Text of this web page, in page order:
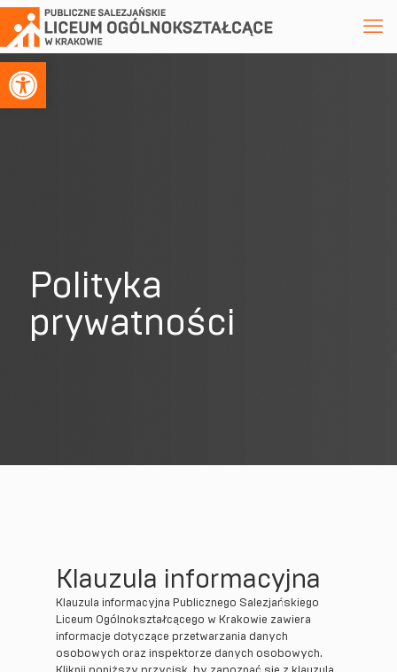
Otwórz pasek narzędzi
Polityka
prywatności
Klauzula informacyjna
Klauzula informacyjna Publicznego Salezjańskiego
Liceum Ogólnokształcącego w Krakowie zawiera
informacje dotyczące przetwarzania danych
osobowych oraz inspektorze danych osobowych.